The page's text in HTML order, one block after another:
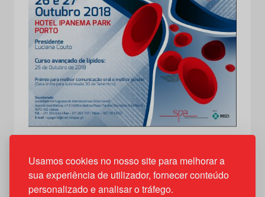
Usamos cookies no nosso site para melhorar a
sua experiência de utilizador, fornecer conteúdo
personalizado e analisar o tráfego.